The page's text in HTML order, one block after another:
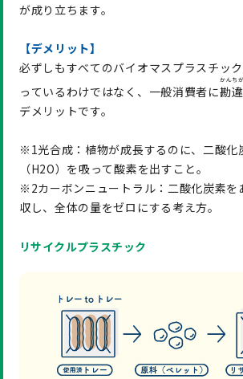
が成り立ちます。
【デメリット】
必ずしもすべてのバイオマスプラスチッ
っているわけではなく、一般消費者に勘違
かんちが
デメリットです。
※1光合成：植物が成長するのに、二酸化
（H2O）を吸って酸素を出すこと。
※2カーボンニュートラル：二酸化炭素を
収し、全体の量をゼロにする考え方。
リサイクルプラスチック